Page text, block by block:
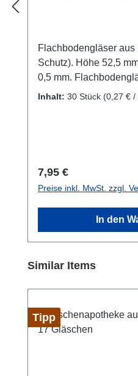
Flachbodengläser aus
Schutz). Höhe 52,5
0,5 mm.
Lamellenstopfen.
Inhalt: 30 Stück (0,27 € /
Regulärer Preis:
7,95 €
Preise inkl. MwSt. zzgl.
In den
Produktgalerie überspringen
Similar Items
Tipp